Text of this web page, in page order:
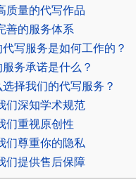
质量的代写作品
善的服务体系
写服务是如何工作的？
务承诺是什么？
择我们的代写服务？
们深知学术规范
们重视原创性
们尊重你的隐私
们提供售后保障